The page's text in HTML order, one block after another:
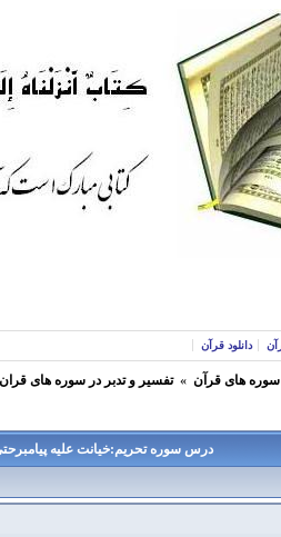
دانلود قرآن
سوره های قرآن » تفسير و تدبر در سوره های
درس سوره تحریم:خیانت علیه